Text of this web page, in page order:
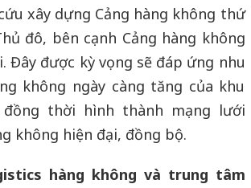
xây dựng Cảng hàng không thứ
đô, bên cạnh Cảng hàng không
Đây được kỳ vọng sẽ đáp ứng nhu
không ngày càng tăng của khu
đồng thời hình thành mạng lưới
không hiện đại, đồng bộ.
hàng không và trung tâm